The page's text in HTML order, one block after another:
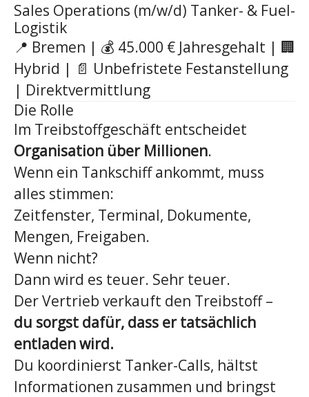
Sales Operations (m/w/d) Tanker- & Fuel-
Logistik
📍 Bremen | 💰 45.000 € Jahresgehalt | 🏢
Hybrid | 📄 Unbefristete Festanstellung
| Direktvermittlung
Die Rolle
Im Treibstoffgeschäft entscheidet
Organisation über Millionen.
Wenn ein Tankschiff ankommt, muss
alles stimmen:
Zeitfenster, Terminal, Dokumente,
Mengen, Freigaben.
Wenn nicht?
Dann wird es teuer. Sehr teuer.
Der Vertrieb verkauft den Treibstoff –
du sorgst dafür, dass er tatsächlich
entladen wird.
Du koordinierst Tanker-Calls, hältst
Informationen zusammen und bringst